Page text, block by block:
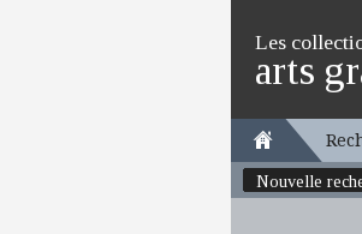
Les
arts
Nouvelle